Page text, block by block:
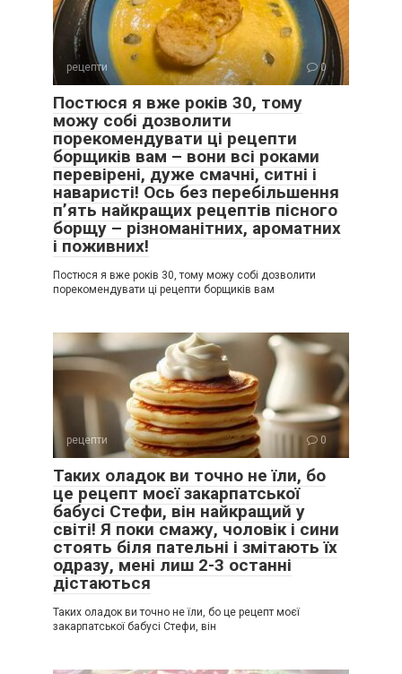
рецепти 0
Постюся я вже років 30, тому
можу собі дозволити
порекомендувати ці рецепти
борщиків вам – вони всі роками
перевірені, дуже смачні, ситні і
наваристі! Ось без перебільшення
п’ять найкращих рецептів пісного
борщу – різноманітних, ароматних
і поживних!
Постюся я вже років 30, тому можу собі дозволити
порекомендувати ці рецепти борщиків вам
рецепти 0
Таких оладок ви точно не їли, бо
це рецепт моєї закарпатської
бабусі Стефи, він найкращий у
світі! Я поки смажу, чоловік і сини
стоять біля пательні і змітають їх
одразу, мені лиш 2-3 останні
дістаються
Таких оладок ви точно не їли, бо це рецепт моєї
закарпатської бабусі Стефи, він